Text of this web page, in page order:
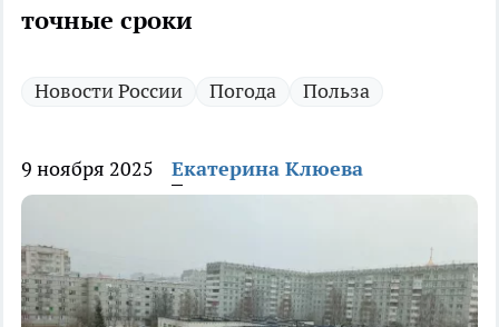
точные сроки
Новости России Погода Польза
9 ноября 2025 Екатерина Клюева